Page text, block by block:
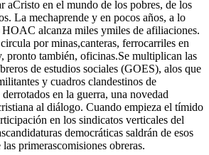
aCristo en el mundo de los pobres, de los
La mechaprende y en pocos años, a lo
alcanza miles ymiles de afiliaciones.
por minas,canteras, ferrocarriles en
pronto también, oficinas.Se multiplican las
de estudios sociales (GOES), alos que
y cuadros clandestinos de
en la guerra, una novedad
al diálogo. Cuando empieza el tímido
en los sindicatos verticales del
democráticas saldrán de esos
primerascomisiones obreras.